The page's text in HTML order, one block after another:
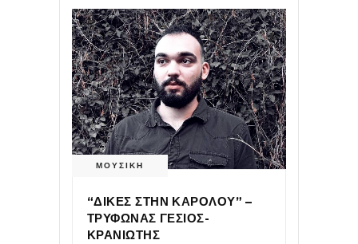
ΜΟΥΣΙΚΗ
“ΔΙΚΕΣ ΣΤΗΝ ΚΑΡΟΛΟΥ” –
ΤΡΥΦΩΝΑΣ ΓΕΣΙΟΣ-
ΚΡΑΝΙΩΤΗΣ